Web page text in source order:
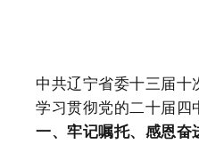
中共辽宁省委十三届
学习贯彻党的二十届四
一、牢记嘱托、感恩